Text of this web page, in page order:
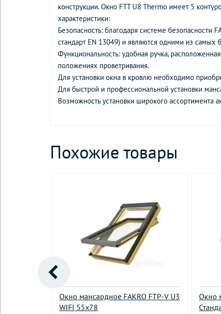
конструкции. Окно FTT U8 Thermo имеет 5
характеристики:
Безопасность: благодаря системе
стандарт EN 13049) и являются одними из
Функциональность: удобная ручка,
положениях проветривания.
Для установки окна в кровлю необходимо
Для быстрой и профессиональной установки
Возможность установки широкого ассортимента
Похожие товары
Окно мансардное FAKRO FTP-V U3
WIFI 55х78
Окно